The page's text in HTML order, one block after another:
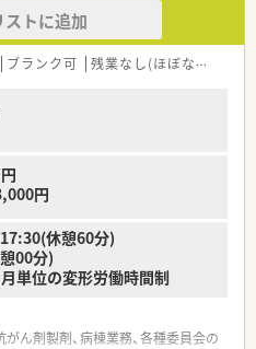
ストに追加
ブランク可 残業なし(ほぼなし含む)
円
休憩60分)
00分)
単位の変形労働時間制
ん剤製剤、病棟業務、各種委員会の